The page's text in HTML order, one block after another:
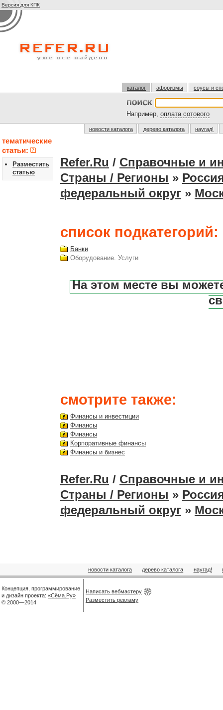
Версия для КПК
каталог афоризмы соусы и
Например, оплата сотового
новости каталога дерево каталога наугад!
тематические
статьи:
Разместить
статью
Refer.Ru / Справочные и
Страны / Регионы »
федеральный округ »
список подкатегорий:
Банки
Оборудование. Услуги
На этом месте вы
смотрите также:
Финансы и инвестиции
Финансы
Финансы
Корпоративные финансы
Финансы и бизнес
Refer.Ru / Справочные и
Страны / Регионы »
федеральный округ »
новости каталога дерево каталога наугад!
Концепция, программирование
и дизайн проекта: «Сёма.Ру»
© 2000—2014
Написать вебмастеру
Разместить рекламу